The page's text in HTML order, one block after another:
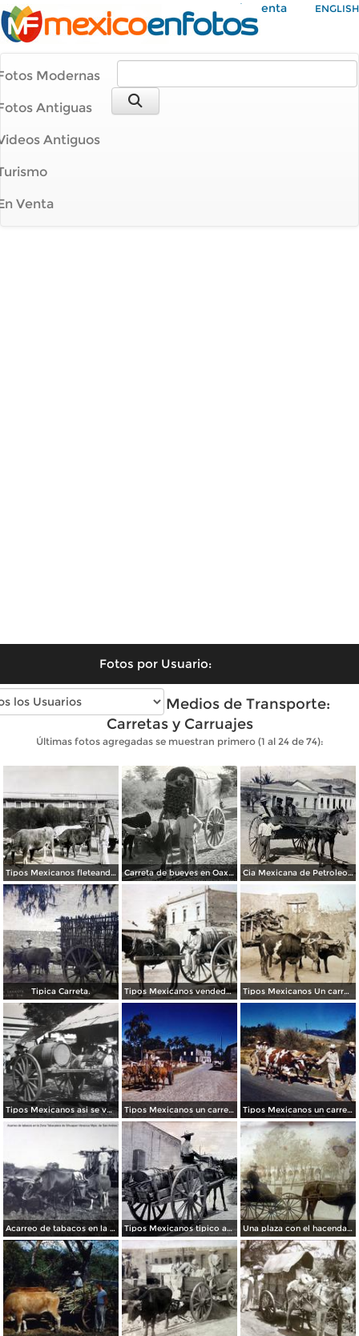
Mi Cuenta ENGLISH
Modernas
Antiguas
Antiguos
Venta
Fotos por Usuario:
Fotos antiguas de Medios de Transporte:
Carretas y Carruajes
Últimas fotos agregadas se muestran primero (1 al 24 de 74):
Tipos Mexicanos fleteando mercancia. Carreta de bueyes en Oaxaca Cia Mexicana de Petroleos.
Tipica Carreta. Tipos Mexicanos vendedor de agua por el fotografo Hopkins. ( Circulada el 29 de Enero de 1913 ) Tipos Mexicanos Un carretero con Nopales.
Tipos Mexicanos asi se vende el agua ( Motivo tipico ). Tipos Mexicanos un carretero de San Blas, Nayarit. Tipos Mexicanos un carretero Alderredores de Pátzcuaro, Michoacán. .
Acarreo de tabacos en la Zona Tabacalera de Sihuapan Veracruz Mpio. de San Andres Tuxtla. Tipos Mexicanos tipico aguador ( Circulada el 9 de Enero de 1943 ). Una plaza con el hacendado presumiento su carruaje de Caballos.